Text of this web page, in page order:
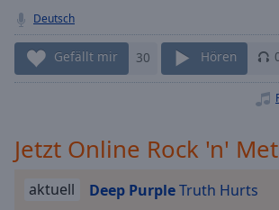
currently
behind
liveLIVE
Remaining
Time-
Playback
Deutsch
Gefällt mir 30 Hören
Jetzt Online Rock 'n'
aktuell Deep PurpleTruth Hurts